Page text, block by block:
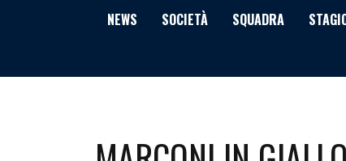
NEWS SOCIETÀ SQUADRA